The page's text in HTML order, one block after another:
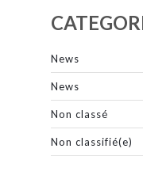
News
News
Non classé
Non classifié(e)